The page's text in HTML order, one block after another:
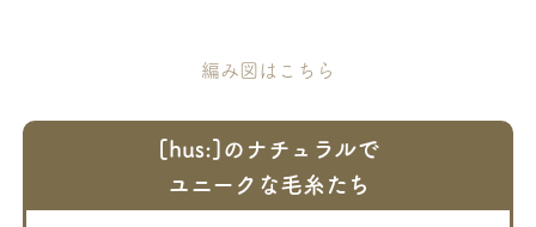
編み図はこちら
[hus:]のナチュラルで
ユニークな毛糸たち